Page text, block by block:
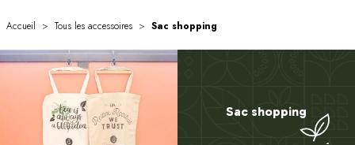
Sac shopping
Accueil Tous les accessoires Sac shopping